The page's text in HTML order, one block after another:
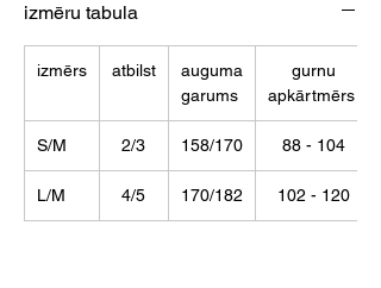
izmēru tabula
izmērs atbilst
auguma
garums
gurnu
apkārtmērs
S/M 2/3 158/170 88 - 104
L/M 4/5 170/182 102 - 120